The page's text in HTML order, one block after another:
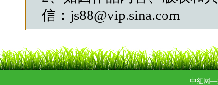
信：js88@vip.sina.com
中红网—